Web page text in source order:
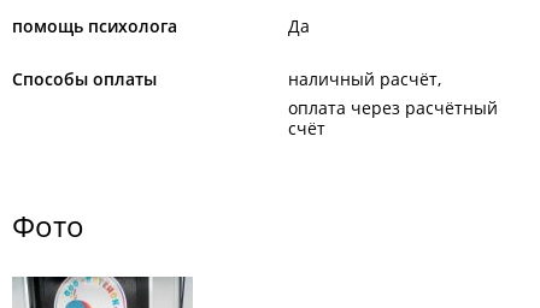
помощь психолога Да
Способы оплаты
наличный расчёт
оплата через расчётный
счёт
Фото